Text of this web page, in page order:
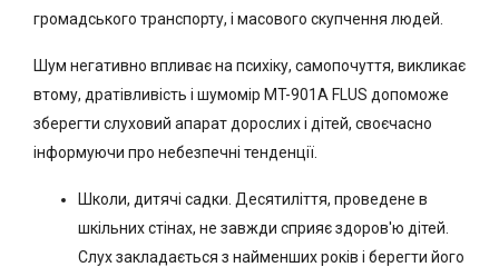
громадського транспорту, і масового скупчення людей.
Шум негативно впливає на психіку, самопочуття, викликає
втому, дратівливість і шумомір MT-901A FLUS допоможе
зберегти слуховий апарат дорослих і дітей, своєчасно
інформуючи про небезпечні тенденції.
Школи, дитячі садки. Десятиліття, проведене в
шкільних стінах, не завжди сприяє здоров'ю дітей.
Слух закладається з найменших років і берегти його